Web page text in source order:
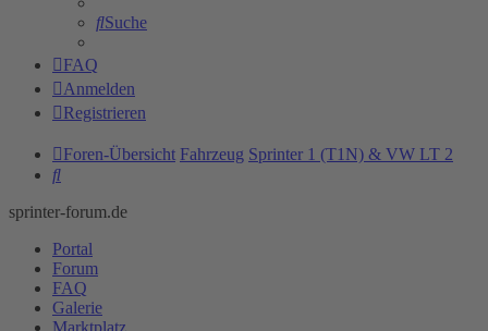
Suche
FAQ
Anmelden
Registrieren
Foren-Übersicht Fahrzeug Sprinter 1 (T1N) & VW LT 2
Suche
sprinter-forum.de
Portal
Forum
FAQ
Galerie
Marktplatz